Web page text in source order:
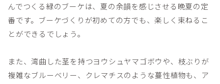
んでつくる緑のブーケは、夏の余韻を感じさせる晩夏の定
番です。ブーケづくりが初めての方でも、楽しく束ねるこ
とができるでしょう。
また、湾曲した茎を持つヨウシュヤマゴボウや、枝ぶりが
複雑なブルーベリー、クレマチスのような蔓性植物も、ア